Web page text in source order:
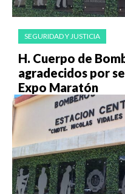
SEGURIDAD Y JUSTICIA
H. Cuerpo de
agradecidos por
Expo Maratón